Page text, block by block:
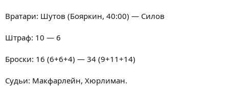
Вратари: Шутов (Бояркин, 40:00) — Силов
Штраф: 10 — 6
Броски: 16 (6+6+4) — 34 (9+11+14)
Судьи: Макфарлейн, Хюрлиман.